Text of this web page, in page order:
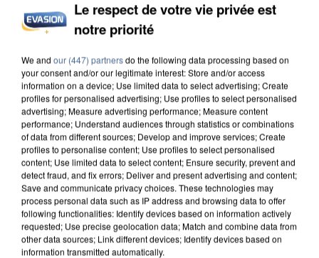
INTERPELLÉ EN ALGÉRIE
Le respect de votre vie privée est
notre priorité
We and our (447) partnersdo the following data processing based on
your consent and/or our legitimate interest: Store and/or access
information on a device; Use limited data to select advertising; Create
profiles for personalised advertising; Use profiles to select personalised
advertising; Measure advertising performance; Measure content
performance; Understand audiences through statistics or combinations
of data from different sources; Develop and improve services; Create
profiles to personalise content; Use profiles to select personalised
content; Use limited data to select content; Ensure security, prevent and
detect fraud, and fix errors; Deliver and present advertising and content;
Save and communicate privacy choices. These technologies may
process personal data such as IP address and browsing data to offer
following functionalities: Identify devices based on information actively
requested; Use precise geolocation data; Match and combine data from
other data sources; Link different devices; Identify devices based on
information transmitted automatically.